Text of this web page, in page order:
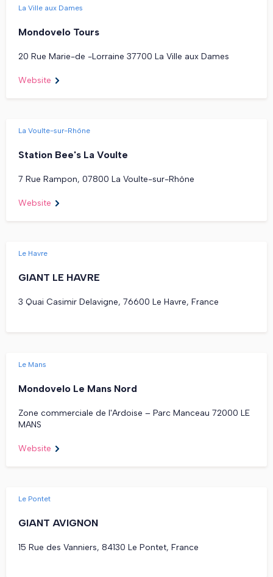
La Ville aux Dames
Mondovelo Tours
20 Rue Marie-de -Lorraine 37700 La Ville aux Dames
Website
La Voulte-sur-Rhône
Station Bee's La Voulte
7 Rue Rampon, 07800 La Voulte-sur-Rhône
Website
Le Havre
GIANT LE HAVRE
3 Quai Casimir Delavigne, 76600 Le Havre, France
Le Mans
Mondovelo Le Mans Nord
Zone commerciale de l'Ardoise – Parc Manceau 72000 LE
MANS
Website
Le Pontet
GIANT AVIGNON
15 Rue des Vanniers, 84130 Le Pontet, France